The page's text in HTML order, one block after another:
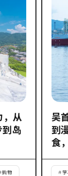
，从
岛
购物
吴
到
食
# 学